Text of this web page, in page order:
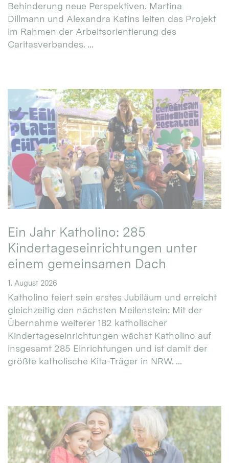
Behinderung neue Perspektiven. Martina
Dillmann und Alexandra Katins leiten das Projekt
im Rahmen der Arbeitsorientierung des
Caritasverbandes. ...
Ein Jahr Katholino: 285
Kindertageseinrichtungen unter
einem gemeinsamen Dach
1. August 2026
Katholino feiert sein erstes Jubiläum und erreicht
gleichzeitig den nächsten Meilenstein: Mit der
Übernahme weiterer 182 katholischer
Kindertageseinrichtungen wächst Katholino auf
insgesamt 285 Einrichtungen und ist damit der
größte katholische Kita-Träger in NRW. ...